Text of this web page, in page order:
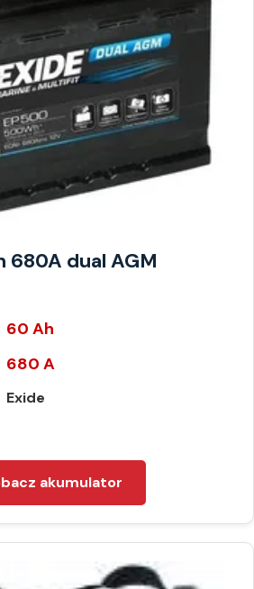
680A dual AGM
60 Ah
680 A
Exide
akumulator